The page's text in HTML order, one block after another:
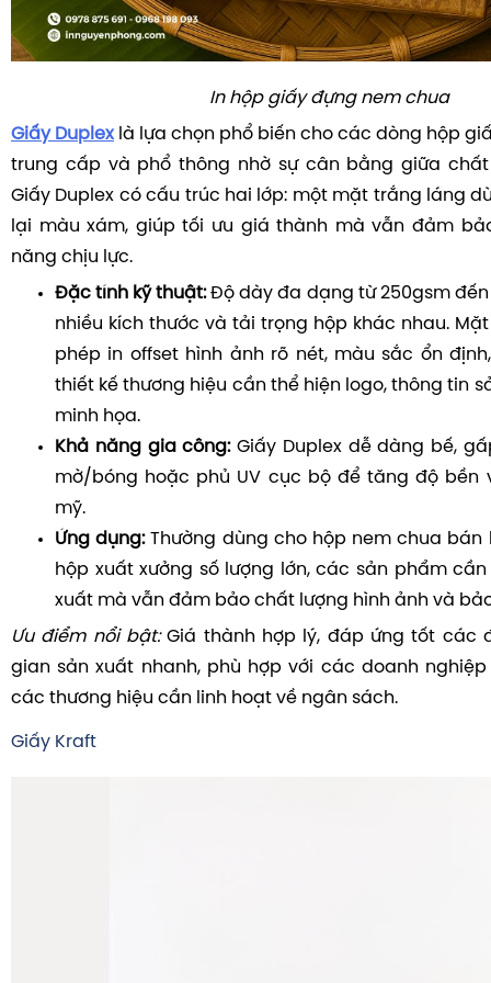
In hộp giấy đựng nem chua
Giấy Duplex là lựa chọn phổ biến cho các dòng hộp
trung cấp và phổ thông nhờ sự cân bằng giữa
Giấy Duplex có cấu trúc hai lớp: một mặt trắng láng
lại màu xám, giúp tối ưu giá thành mà vẫn đảm
năng chịu lực.
Đặc tính kỹ thuật:Độ dày đa dạng từ 250gsm
nhiều kích thước và tải trọng hộp khác nhau.
phép in offset hình ảnh rõ nét, màu sắc ổn
thiết kế thương hiệu cần thể hiện logo, thông tin
minh họa.
Khả năng gia công:Giấy Duplex dễ dàng bế,
mờ/bóng hoặc phủ UV cục bộ để tăng độ bền
mỹ.
Ứng dụng:Thường dùng cho hộp nem chua bán
hộp xuất xưởng số lượng lớn, các sản phẩm
xuất mà vẫn đảm bảo chất lượng hình ảnh và
Ưu điểm nổi bật:Giá thành hợp lý, đáp ứng tốt các
gian sản xuất nhanh, phù hợp với các doanh
các thương hiệu cần linh hoạt về ngân sách.
Giấy Kraft